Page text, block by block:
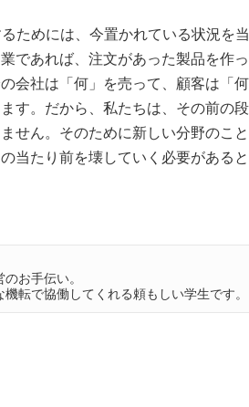
るためには、今置かれている状況を
であれば、注文があった製品を作
会社は「何」を売って、顧客は「
す。だから、私たちは、その前の
せん。そのために新しい分野のこ
当たり前を壊していく必要があると
お手伝い。
転で協働してくれる頼もしい学生です。